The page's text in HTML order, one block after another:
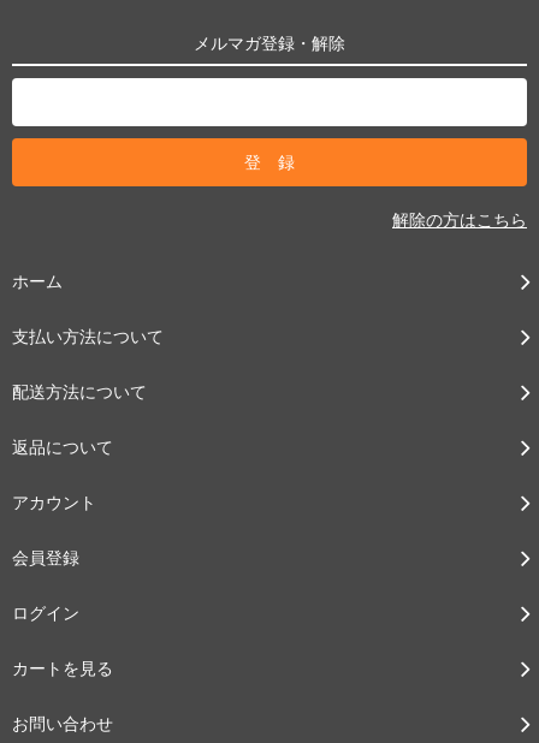
メルマガ登録・解除
解除の方はこちら
ホーム
支払い方法について
配送方法について
返品について
アカウント
会員登録
ログイン
カートを見る
お問い合わせ